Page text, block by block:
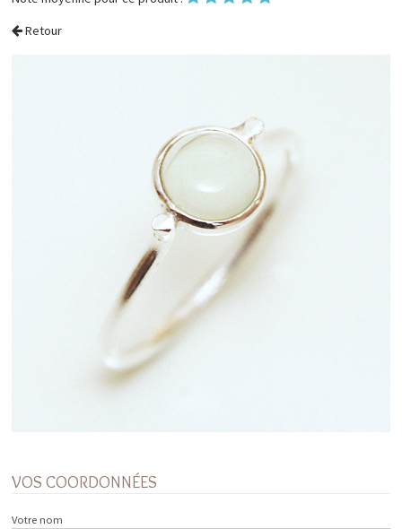
Retour
VOS COORDONNÉES
Votre nom